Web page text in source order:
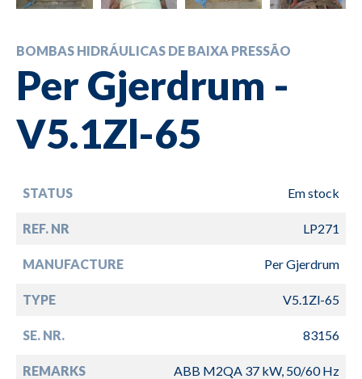
BOMBAS HIDRÁULICAS DE BAIXA PRESSÃO
Per Gjerdrum -
V5.1Zl-65
STATUS Em stock
REF. NR LP271
MANUFACTURE Per Gjerdrum
TYPE V5.1Zl-65
SE. NR. 83156
REMARKS ABB M2QA 37 kW, 50/60 Hz